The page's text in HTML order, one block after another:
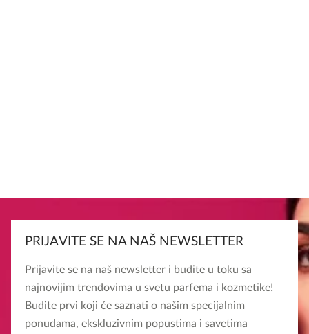
PRIJAVITE SE NA NAŠ NEWSLETTER
Prijavite se na naš newsletter i budite u toku sa
najnovijim trendovima u svetu parfema i kozmetike!
Budite prvi koji će saznati o našim specijalnim
ponudama, ekskluzivnim popustima i savetima